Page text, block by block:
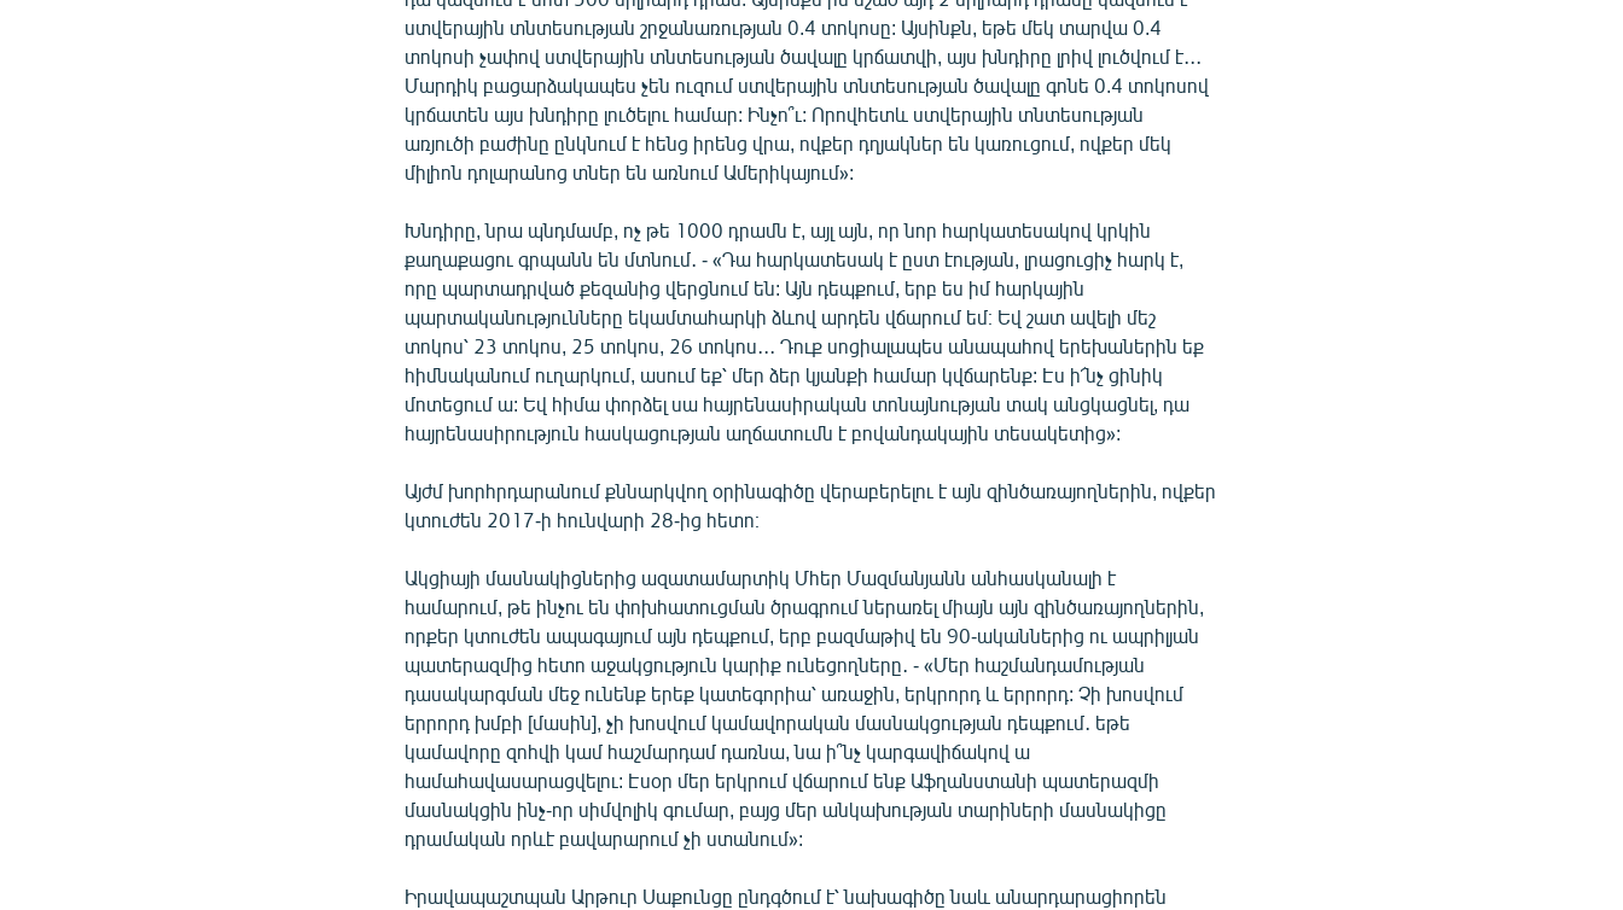
ստվերային տնտեսության շրջանառության 0.4 տոկոսը: Այսինքն, եթե մեկ տարվա 0.4
տոկոսի չափով ստվերային տնտեսության ծավալը կրճատվի, այս խնդիրը լրիվ լուծվում է․․․
Մարդիկ բացարձակապես չեն ուզում ստվերային տնտեսության ծավալը գոնե 0.4 տոկոսով
կրճատեն այս խնդիրը լուծելու համար: Ինչո՞ւ: Որովհետև ստվերային տնտեսության
առյուծի բաժինը ընկնում է հենց իրենց վրա, ովքեր դղյակներ են կառուցում, ովքեր մեկ
միլիոն դոլարանոց տներ են առնում Ամերիկայում»:
Խնդիրը, նրա պնդմամբ, ոչ թե 1000 դրամն է, այլ այն, որ նոր հարկատեսակով կրկին
քաղաքացու գրպանն են մտնում․ - «Դա հարկատեսակ է ըստ էության, լրացուցիչ հարկ է,
որը պարտադրված քեզանից վերցնում են: Այն դեպքում, երբ ես իմ հարկային
պարտականությունները եկամտահարկի ձևով արդեն վճարում եմ։ Եվ շատ ավելի մեշ
տոկոս՝ 23 տոկոս, 25 տոկոս, 26 տոկոս․․․ Դուք սոցիալապես անապահով երեխաներին եք
հիմնականում ուղարկում, ասում եք՝ մեր ձեր կյանքի համար կվճարենք: Էս ի՜նչ ցինիկ
մոտեցում ա: Եվ հիմա փորձել սա հայրենասիրական տոնայնության տակ անցկացնել, դա
հայրենասիրություն հասկացության աղճատումն է բովանդակային տեսակետից»:
Այժմ խորհրդարանում քննարկվող օրինագիծը վերաբերելու է այն զինծառայողներին, ովքեր
կտուժեն 2017-ի հունվարի 28-ից հետո։
Ակցիայի մասնակիցներից ազատամարտիկ Մհեր Մազմանյանն անհասկանալի է
համարում, թե ինչու են փոխհատուցման ծրագրում ներառել միայն այն զինծառայողներին,
որքեր կտուժեն ապագայում այն դեպքում, երբ բազմաթիվ են 90-ականներից ու ապրիլյան
պատերազմից հետո աջակցություն կարիք ունեցողները․ - «Մեր հաշմանդամության
դասակարգման մեջ ունենք երեք կատեգորիա՝ առաջին, երկրորդ և երրորդ: Չի խոսվում
երրորդ խմբի [մասին], չի խոսվում կամավորական մասնակցության դեպքում․ եթե
կամավորը զոհվի կամ հաշմարդամ դառնա, նա ի՞նչ կարգավիճակով ա
համահավասարացվելու: Էսօր մեր երկրում վճարում ենք Աֆղանստանի պատերազմի
մասնակցին ինչ-որ սիմվոլիկ գումար, բայց մեր անկախության տարիների մասնակիցը
դրամական որևէ բավարարում չի ստանում»:
Իրավապաշտպան Արթուր Սաքունցը ընդգծում է՝ նախագիծը նաև անարդարացիորեն